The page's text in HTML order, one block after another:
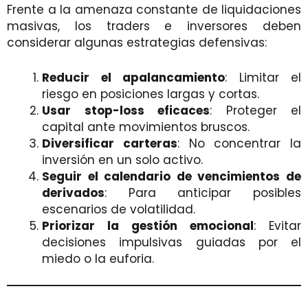
Frente a la amenaza constante de liquidaciones
masivas, los traders e inversores deben
considerar algunas estrategias defensivas:
Reducir el apalancamiento: Limitar el
riesgo en posiciones largas y cortas.
Usar stop-loss eficaces: Proteger el
capital ante movimientos bruscos.
Diversificar carteras: No concentrar la
inversión en un solo activo.
Seguir el calendario de vencimientos de
derivados: Para anticipar posibles
escenarios de volatilidad.
Priorizar la gestión emocional: Evitar
decisiones impulsivas guiadas por el
miedo o la euforia.